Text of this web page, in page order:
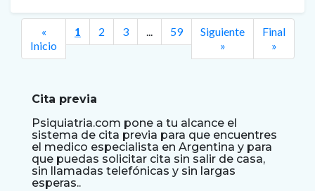
«
Inicio
1 2 3 ... 59
Siguiente
»
Final
»Next
Cita previa
Psiquiatria.com pone a tu alcance el
sistema de cita previa para que encuentres
el medico especialista en Argentina y para
que puedas solicitar cita sin salir de casa,
sin llamadas telefónicas y sin largas
esperas..